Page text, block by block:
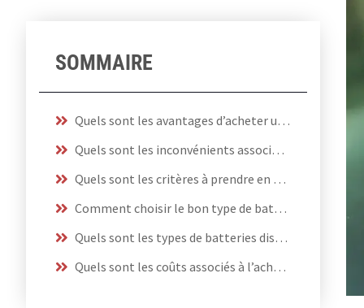
SOMMAIRE
Quels sont les avantages d’acheter une batterie décharge lente ?
Quels sont les inconvénients associés à cet achat ?
Quels sont les critères à prendre en compte lors de l’achat d’une batterie décharge lente ?
Comment choisir le bon type de batterie décharge lente ?
Quels sont les types de batteries disponibles sur le marché ?
Quels sont les coûts associés à l’achat d’une batterie décharge lente ?